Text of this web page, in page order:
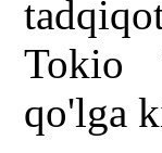
Tokio
qo'lga